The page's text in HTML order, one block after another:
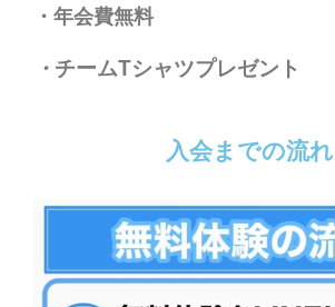
・年会費無料
・ チームTシャツプレゼント
入会までの流れ